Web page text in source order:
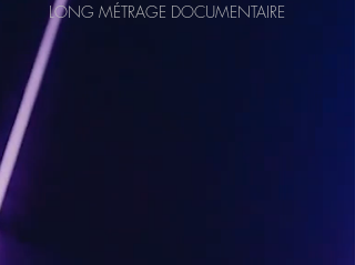
LONG MÉTRAGE DOCUMENTAIRE